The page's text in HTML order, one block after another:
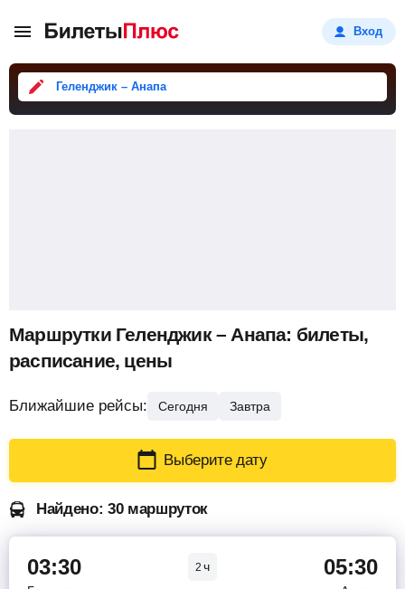
Вход
Геленджик – Анапа
Маршрутки Геленджик – Анапа: билеты,
расписание, цены
Ближайшие рейсы: Сегодня Завтра
Выберите дату
Найдено: 30 маршруток
03:30 2ч 05:30